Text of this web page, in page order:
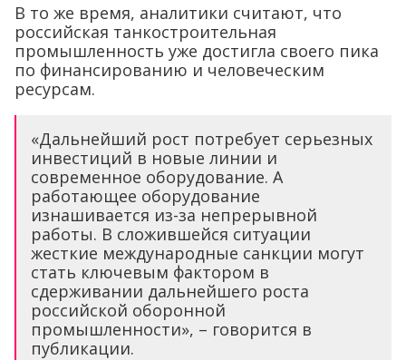
В то же время, аналитики считают, что
российская танкостроительная
промышленность уже достигла своего пика
по финансированию и человеческим
ресурсам.
«Дальнейший рост потребует серьезных
инвестиций в новые линии и
современное оборудование. А
работающее оборудование
изнашивается из-за непрерывной
работы. В сложившейся ситуации
жесткие международные санкции могут
стать ключевым фактором в
сдерживании дальнейшего роста
российской оборонной
промышленности», – говорится в
публикации.